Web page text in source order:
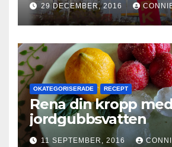
29 DECEMBER, 2016
OKATEGORISERADE RECEPT
Rena din kropp
jordgubbsvatten
11 SEPTEMBER, 2016